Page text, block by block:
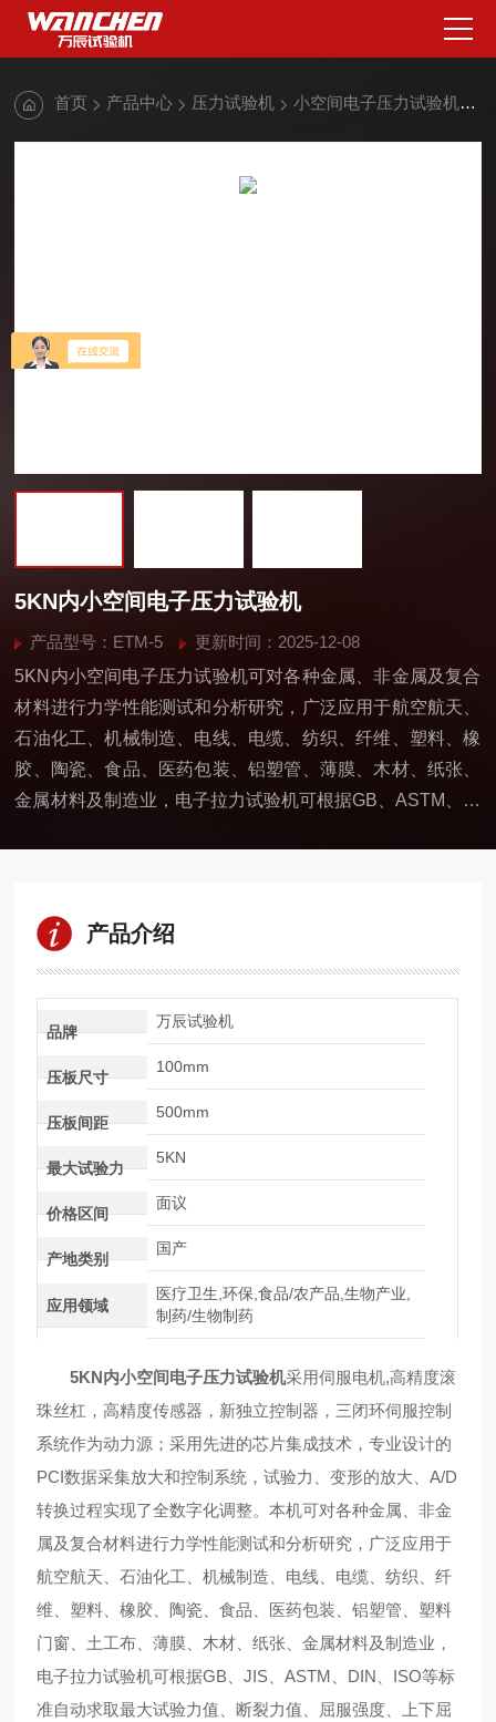
首页 产品中心 压力试验机 小空间电子压力试验机
5KN内小空间电子压力试验机
产品型号：ETM-5
更新时间：2025-12-08
5KN内小空间电子压力试验机可对各种金属、非金属及复合
材料进行力学性能测试和分析研究，广泛应用于航空航天、
石油化工、机械制造、电线、电缆、纺织、纤维、塑料、橡
胶、陶瓷、食品、医药包装、铝塑管、薄膜、木材、纸张、
金属材料及制造业，电子拉力试验机可根据GB、ASTM、DI
产品介绍
品牌
万辰试验机
压板尺寸
100mm
压板间距
500mm
最大试验力
5KN
价格区间
面议
产地类别
国产
应用领域
医疗卫生,环保,食品/农产品,生物产业,
制药/生物制药
5KN内小空间电子压力试验机采用伺服电机,高精度滚
珠丝杠，高精度传感器，新独立控制器，三闭环伺服控制
系统作为动力源；采用先进的芯片集成技术，专业设计的
PCI数据采集放大和控制系统，试验力、变形的放大、A/D
转换过程实现了全数字化调整。本机可对各种金属、非金
属及复合材料进行力学性能测试和分析研究，广泛应用于
航空航天、石油化工、机械制造、电线、电缆、纺织、纤
维、塑料、橡胶、陶瓷、食品、医药包装、铝塑管、塑料
门窗、土工布、薄膜、木材、纸张、金属材料及制造业，
电子拉力试验机可根据GB、JIS、ASTM、DIN、ISO等标
准自动求取最大试验力值、断裂力值、屈服强度、上下屈